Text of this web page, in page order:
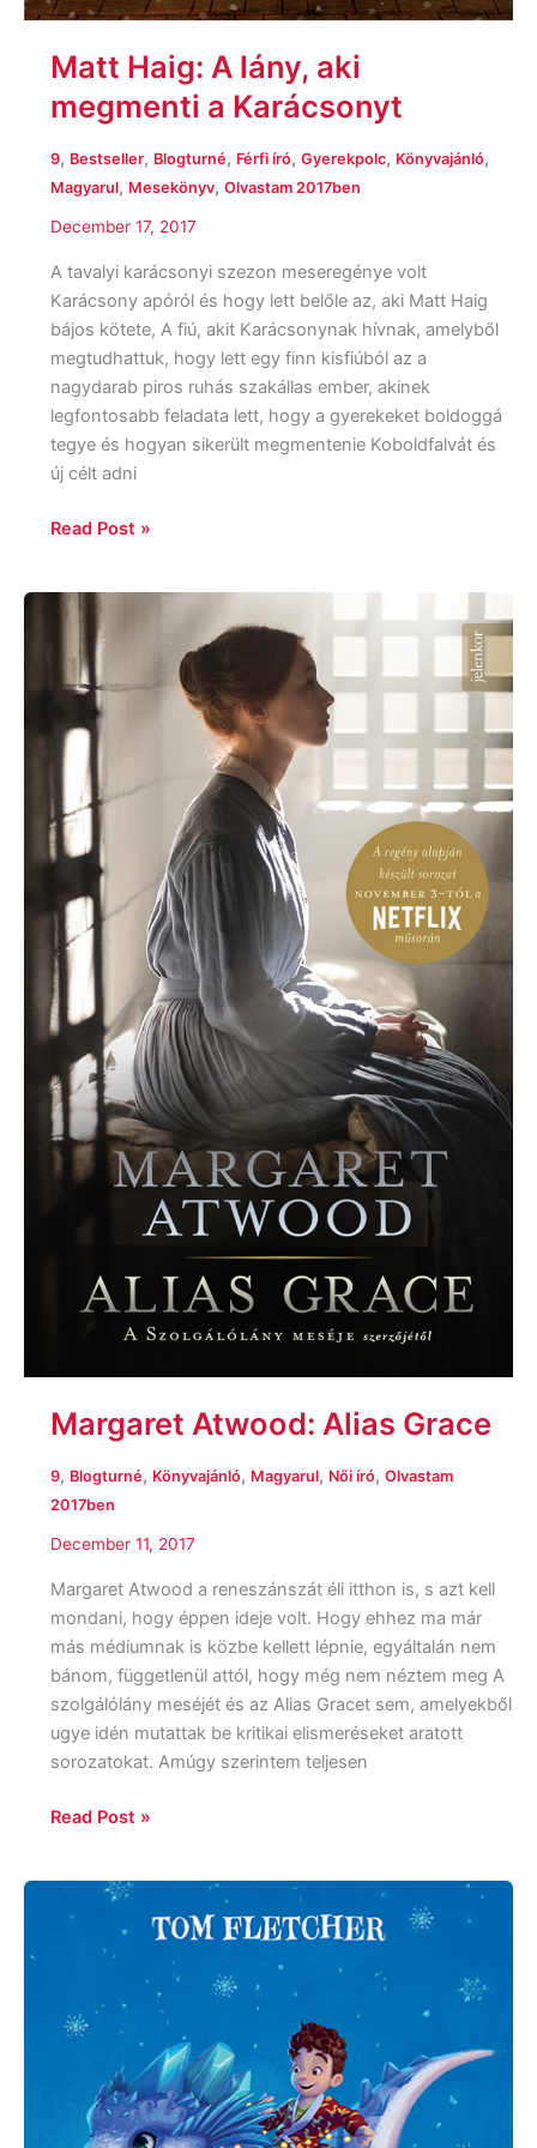
Matt Haig: A lány, aki
megmenti a Karácsonyt
9, Bestseller, Blogturné, Férfi író, Gyerekpolc, Könyvajánló,
Magyarul, Mesekönyv, Olvastam 2017ben
December 17, 2017
A tavalyi karácsonyi szezon meseregénye volt
Karácsony apóról és hogy lett belőle az, aki Matt Haig
bájos kötete, A fiú, akit Karácsonynak hívnak, amelyből
megtudhattuk, hogy lett egy finn kisfiúból az a
nagydarab piros ruhás szakállas ember, akinek
legfontosabb feladata lett, hogy a gyerekeket boldoggá
tegye és hogyan sikerült megmentenie Koboldfalvát és
új célt adni
Read Post »
Margaret Atwood: Alias Grace
9, Blogturné, Könyvajánló, Magyarul, Női író, Olvastam
2017ben
December 11, 2017
Margaret Atwood a reneszánszát éli itthon is, s azt kell
mondani, hogy éppen ideje volt. Hogy ehhez ma már
más médiumnak is közbe kellett lépnie, egyáltalán nem
bánom, függetlenül attól, hogy még nem néztem meg A
szolgálólány meséjét és az Alias Gracet sem, amelyekből
ugye idén mutattak be kritikai elismeréseket aratott
sorozatokat. Amúgy szerintem teljesen
Margaret
Atwood:
Alias
Grace
Read Post »
Fletcher:
Christmasaurus